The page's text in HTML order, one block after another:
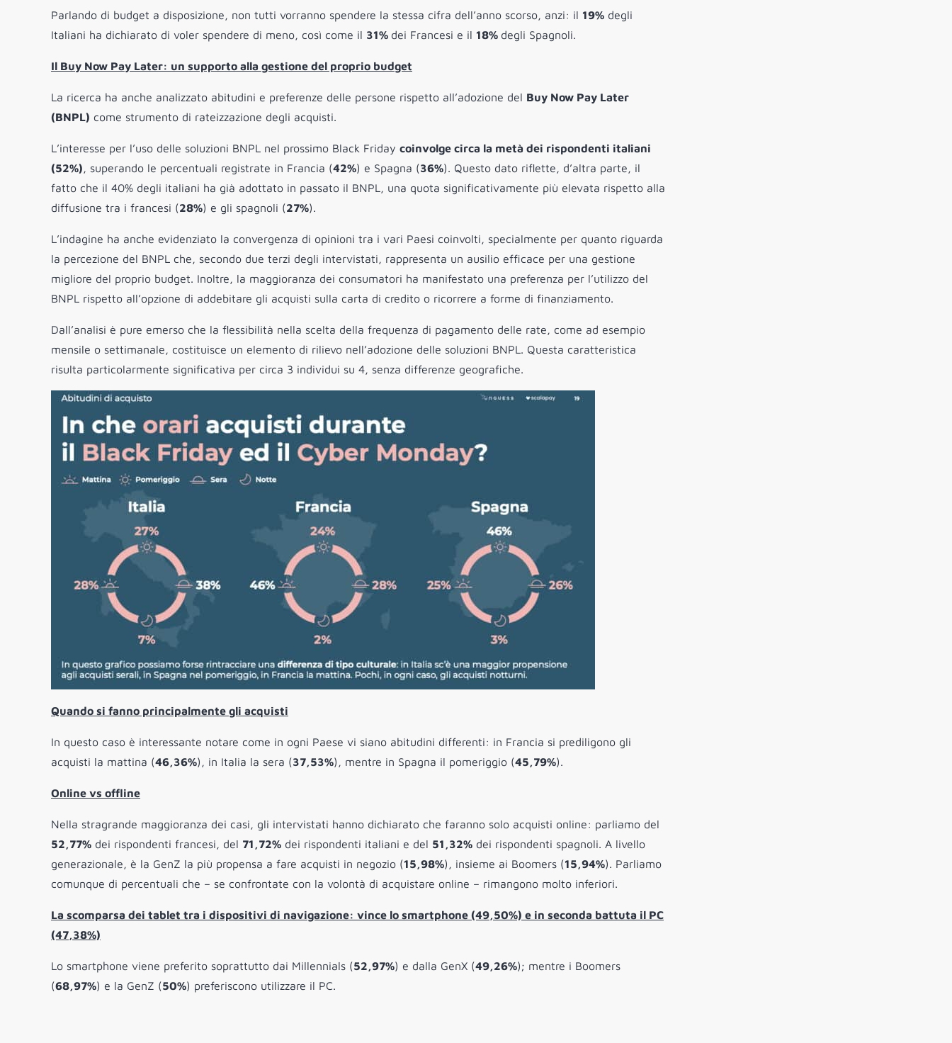
Parlando di budget a disposizione, non tutti vorranno spendere la stessa cifra dell’anno scorso, anzi: il 19% degli
Italiani ha dichiarato di voler spendere di meno, così come il 31% dei Francesi e il 18% degli Spagnoli.
Il Buy Now Pay Later: un supporto alla gestione del proprio budget
La ricerca ha anche analizzato abitudini e preferenze delle persone rispetto all’adozione del Buy Now Pay Later
(BNPL) come strumento di rateizzazione degli acquisti.
L’interesse per l’uso delle soluzioni BNPL nel prossimo Black Friday coinvolge circa la metà dei rispondenti italiani
(52%), superando le percentuali registrate in Francia (42%) e Spagna (36%). Questo dato riflette, d’altra parte, il
fatto che il 40% degli italiani ha già adottato in passato il BNPL, una quota significativamente più elevata rispetto alla
diffusione tra i francesi (28%) e gli spagnoli (27%).
L’indagine ha anche evidenziato la convergenza di opinioni tra i vari Paesi coinvolti, specialmente per quanto riguarda
la percezione del BNPL che, secondo due terzi degli intervistati, rappresenta un ausilio efficace per una gestione
migliore del proprio budget. Inoltre, la maggioranza dei consumatori ha manifestato una preferenza per l’utilizzo del
BNPL rispetto all’opzione di addebitare gli acquisti sulla carta di credito o ricorrere a forme di finanziamento.
Dall’analisi è pure emerso che la flessibilità nella scelta della frequenza di pagamento delle rate, come ad esempio
mensile o settimanale, costituisce un elemento di rilievo nell’adozione delle soluzioni BNPL. Questa caratteristica
risulta particolarmente significativa per circa 3 individui su 4, senza differenze geografiche.
Quando si fanno principalmente gli acquisti
In questo caso è interessante notare come in ogni Paese vi siano abitudini differenti: in Francia si prediligono gli
acquisti la mattina (46,36%), in Italia la sera (37,53%), mentre in Spagna il pomeriggio (45,79%).
Online vs offline
Nella stragrande maggioranza dei casi, gli intervistati hanno dichiarato che faranno solo acquisti online: parliamo del
52,77% dei rispondenti francesi, del 71,72% dei rispondenti italiani e del 51,32% dei rispondenti spagnoli. A livello
generazionale, è la GenZ la più propensa a fare acquisti in negozio (15,98%), insieme ai Boomers (15,94%). Parliamo
comunque di percentuali che – se confrontate con la volontà di acquistare online – rimangono molto inferiori.
La scomparsa dei tablet tra i dispositivi di navigazione: vince lo smartphone (49,50%) e in seconda battuta il PC
(47,38%)
Lo smartphone viene preferito soprattutto dai Millennials (52,97%) e dalla GenX (49,26%); mentre i Boomers
(68,97%) e la GenZ (50%) preferiscono utilizzare il PC.